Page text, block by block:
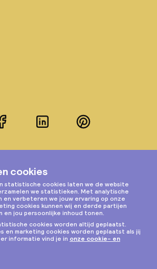
FacebookLinkedInPinterest
Instagram